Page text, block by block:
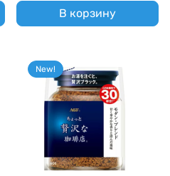
В корзину
New!